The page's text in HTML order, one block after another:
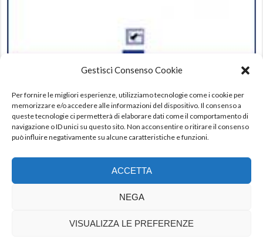
Gestisci Consenso Cookie
Per fornire le migliori esperienze, utilizziamo tecnologie come i cookie per
memorizzare e/o accedere alle informazioni del dispositivo. Il consenso a
queste tecnologie ci permetterà di elaborare dati come il comportamento di
navigazione o ID unici su questo sito. Non acconsentire o ritirare il consenso
può influire negativamente su alcune caratteristiche e funzioni.
ACCETTA
NEGA
VISUALIZZA LE PREFERENZE
Edoar-Edoar di Maurizio Nocera
Leggi tutto
- info@ilraggioverdesrl.it || ideazione Lab F839 webmaster Antonietta